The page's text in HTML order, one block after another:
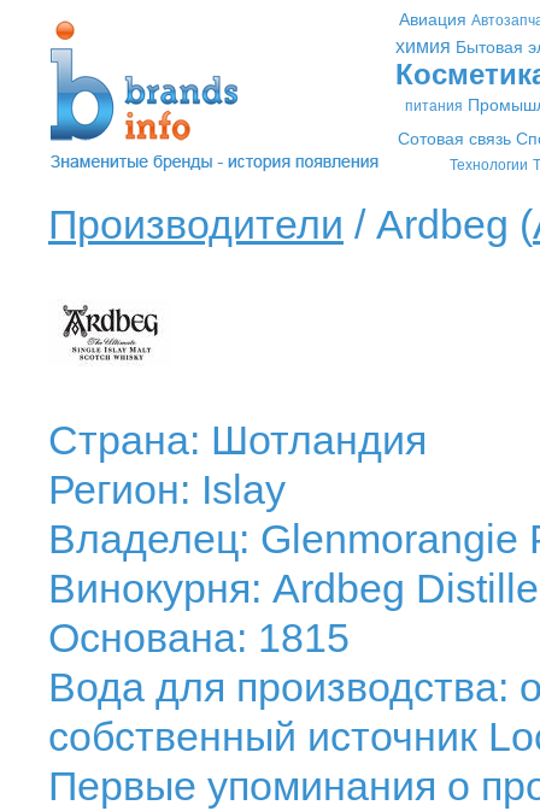
Авиация
химия Бытовая
питания
Сотовая связь
Технологии
Производители / Ardbeg (
Страна: Шотландия
Регион: Islay
Владелец: Glenmorangie
Винокурня: Ardbeg
Основана: 1815
Вода для производства:
собственный источник
Первые упоминания о